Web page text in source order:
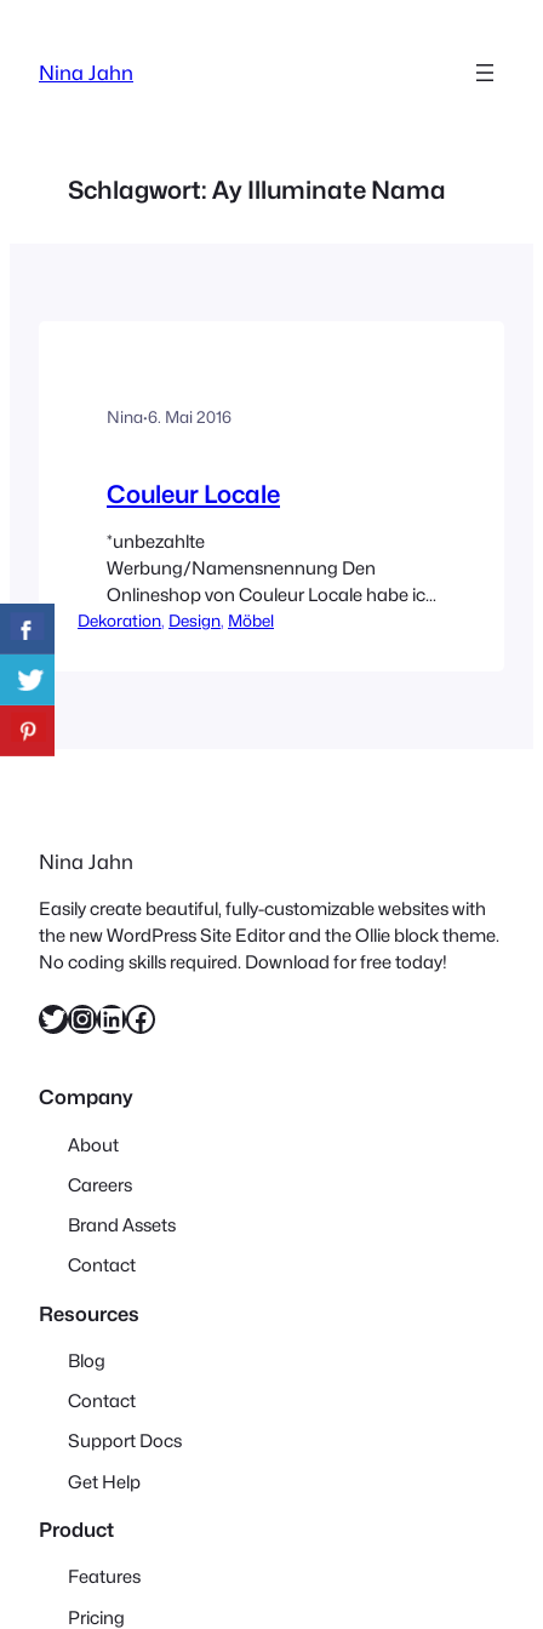
springen
Nina Jahn
Schlagwort: Ay Illuminate Nama
Nina·6. Mai 2016
Couleur Locale
*unbezahlte
Werbung/Namensnennung Den
Onlineshop von Couleur Locale habe ich
vor einiger Zeit bei Pepper von
vielleicht wird…
Dekoration, Design, Möbel
Nina Jahn
Easily create beautiful, fully-customizable websites with
the new WordPress Site Editor and the Ollie block theme.
No coding skills required. Download for free today!
Twitter InstagramLinkedIn Facebook
Company
About
Careers
Brand Assets
Contact
Resources
Blog
Contact
Support Docs
Get Help
Product
Features
Pricing